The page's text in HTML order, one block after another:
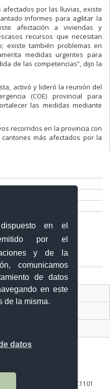
en el
por el
y de la
comunicamos
de datos
en este
de la misma.
datos
afectados por las lluvias, existe
informes para agilitar la
afectación a viviendas y
recursos que necesitan
existe también problemas en
medidas urgentes para
de las competencias”, dijo la
activó y lideró la reunión del
(COE) provincial para
las medidas mediante
recorridos en la provincia con
más afectados por la
Digital
∙ Código Postal: EC1101